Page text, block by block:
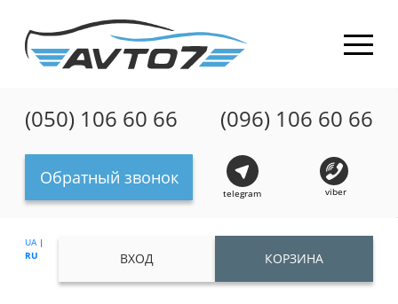
(050) 106 60 66 (096) 106 60 66
Обратный звонок
telegram viber
UA|
RU
ВХОД КОРЗИНА